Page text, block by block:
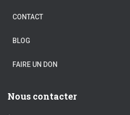
CONTACT
BLOG
FAIRE UN DON
Nous contacter